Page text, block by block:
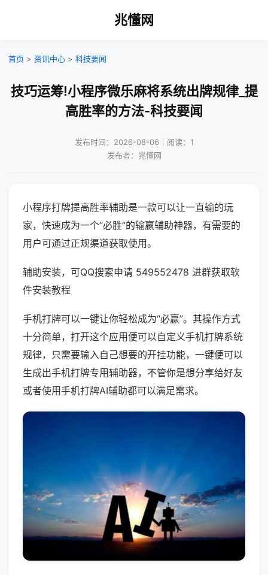
兆懂网
首页 > 资讯中心 > 科技要闻
技巧运筹!小程序微乐麻将系统出牌规律_提
高胜率的方法-科技要闻
发布时间：2026-08-06｜阅读：1
发布者：兆懂网
小程序打牌提高胜率辅助是一款可以让一直输的玩
家，快速成为一个“必胜”的输赢辅助神器，有需要的
用户可通过正规渠道获取使用。
辅助安装，可QQ搜索申请 549552478 进群获取软
件安装教程
手机打牌可以一键让你轻松成为“必赢”。其操作方式
十分简单，打开这个应用便可以自定义手机打牌系统
规律，只需要输入自己想要的开挂功能，一键便可以
生成出手机打牌专用辅助器，不管你是想分享给好友
或者使用手机打牌AI辅助都可以满足需求。